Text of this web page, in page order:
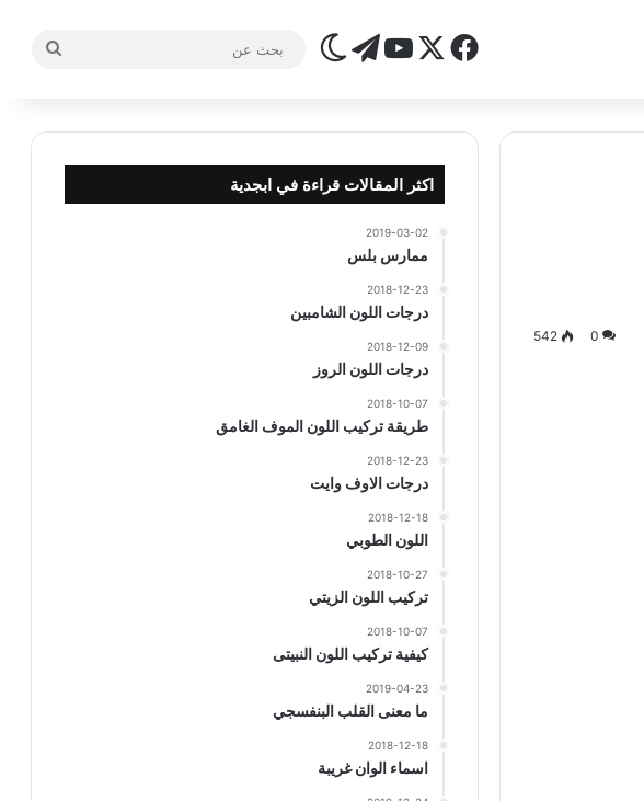
فيسبوك
‫X
‫YouTube
تيلقرامالوضع المظلم
0
542
اكثر المقالات قراءة في ابجدية
2019-03-02
ممارس بلس
2018-12-23
درجات اللون الشامبين
2018-12-09
درجات اللون الروز
2018-10-07
طريقة تركيب اللون الموف الغامق
2018-12-23
درجات الاوف وايت
2018-12-18
اللون الطوبي
2018-10-27
تركيب اللون الزيتي
2018-10-07
كيفية تركيب اللون النبيتى
2019-04-23
ما معنى القلب البنفسجي
2018-12-18
اسماء الوان غريبة